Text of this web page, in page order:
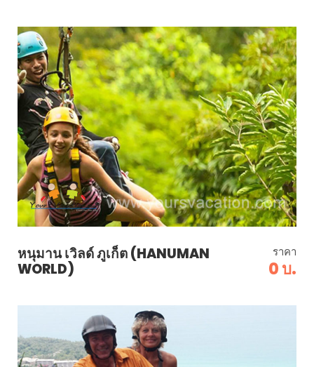
หนุมาน เวิลด์ ภูเก็ต (HANUMAN
WORLD)
ราคา
0 บ.